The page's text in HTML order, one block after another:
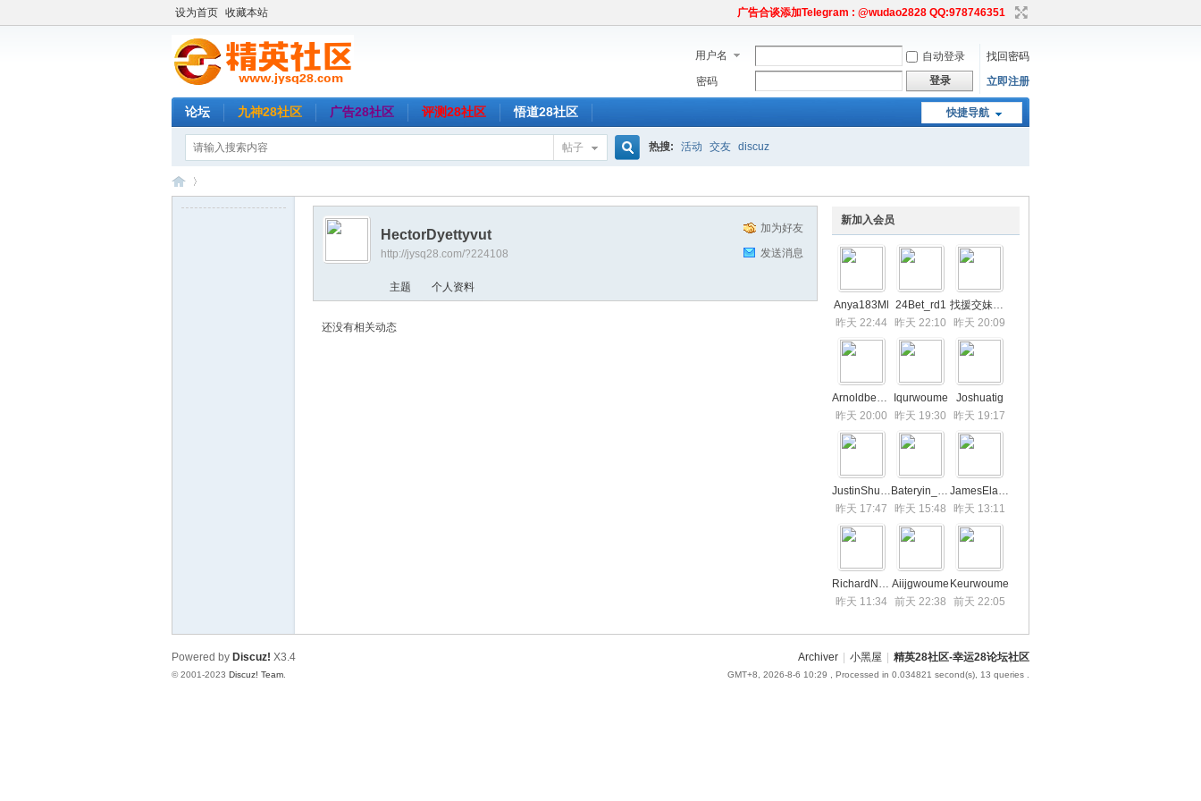
设为首页 收藏本站 广告合谈添加Telegram : @wudao2828 QQ:978746351
用户名 自动登录
找回密码
密码
登录 立即注册
快捷导航
论坛 九神28社区 广告28社区 评测28社区 悟道28社区
帖子 热搜: 活动 交友 discuz
新加入会员
Anya183Ml
昨天 22:44
24Bet_rd1
昨天 22:10
找援交妹賴tw27y
昨天 20:09
Arnoldbeefe
昨天 20:00
Iqurwoume
昨天 19:30
Joshuatig
昨天 19:17
JustinShump
昨天 17:47
Bateryin_hd6
昨天 15:48
JamesElamp
昨天 13:11
RichardNem
昨天 11:34
Aiijgwoume
前天 22:38
Keurwoume
前天 22:05
加为好友
发送消息
HectorDyettyvut
http://jysq28.com/?224108
主题 个人资料
还没有相关动态
Archiver 小黑屋 精英28社区-幸运28论坛社区
GMT+8, 2026-8-6 10:29 , Processed in 0.034821 second(s), 13 queries .
Powered by Discuz! X3.4
© 2001-2023 Discuz! Team